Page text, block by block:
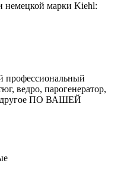
немецкой марки Kiehl:
профессиональный
ведро, парогенератор,
другое ПО ВАШЕЙ